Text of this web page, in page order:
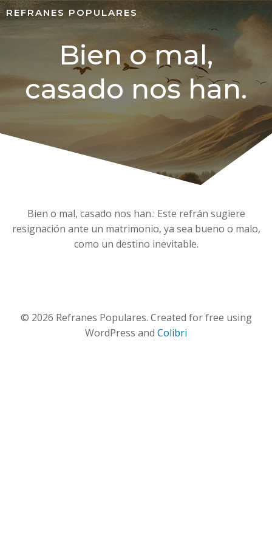
REFRANES POPULARES
Bien o mal,
casado nos han.
Bien o mal, casado nos han.: Este refrán sugiere
resignación ante un matrimonio, ya sea bueno o malo,
como un destino inevitable.
© 2026 Refranes Populares. Created for free using
WordPress and Colibri